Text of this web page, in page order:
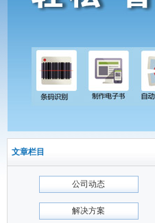
文章栏目
公司动态
解决方案